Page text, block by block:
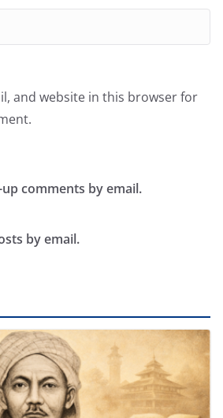
and website in this browser for
comments by email.
by email.